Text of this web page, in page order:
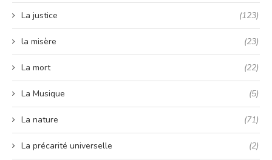
La justice (123)
la misère (23)
La mort (22)
La Musique (5)
La nature (71)
La précarité universelle (2)